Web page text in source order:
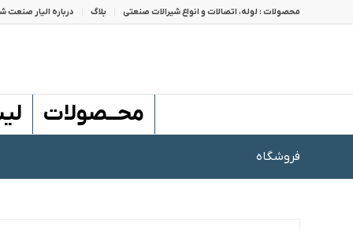
محصولات : لوله، اتصالات و انواع شیرالات صنعتی بلاگ درباره الیار صنعت
محــصولات
فروشگاه